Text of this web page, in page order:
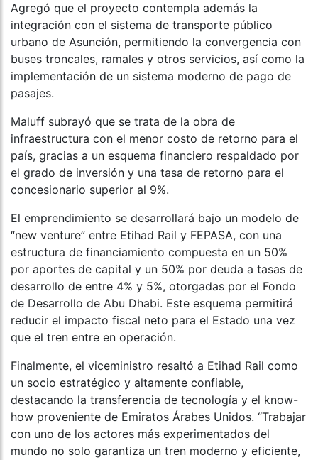
Agregó que el proyecto contempla además la
integración con el sistema de transporte público
urbano de Asunción, permitiendo la convergencia con
buses troncales, ramales y otros servicios, así como la
implementación de un sistema moderno de pago de
pasajes.
Maluff subrayó que se trata de la obra de
infraestructura con el menor costo de retorno para el
país, gracias a un esquema financiero respaldado por
el grado de inversión y una tasa de retorno para el
concesionario superior al 9%.
El emprendimiento se desarrollará bajo un modelo de
“new venture” entre Etihad Rail y FEPASA, con una
estructura de financiamiento compuesta en un 50%
por aportes de capital y un 50% por deuda a tasas de
desarrollo de entre 4% y 5%, otorgadas por el Fondo
de Desarrollo de Abu Dhabi. Este esquema permitirá
reducir el impacto fiscal neto para el Estado una vez
que el tren entre en operación.
Finalmente, el viceministro resaltó a Etihad Rail como
un socio estratégico y altamente confiable,
destacando la transferencia de tecnología y el know-
how proveniente de Emiratos Árabes Unidos. “Trabajar
con uno de los actores más experimentados del
mundo no solo garantiza un tren moderno y eficiente,